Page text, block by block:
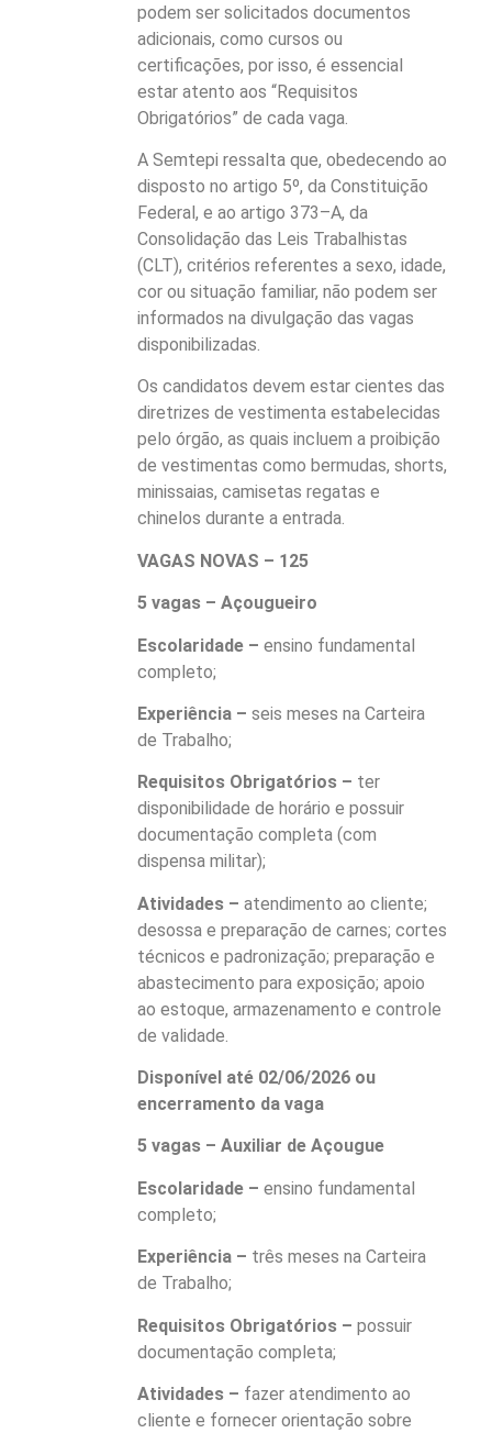
podem ser solicitados documentos
adicionais, como cursos ou
certificações, por isso, é essencial
estar atento aos “Requisitos
Obrigatórios” de cada vaga.
A Semtepi ressalta que, obedecendo ao
disposto no artigo 5º, da Constituição
Federal, e ao artigo 373–A, da
Consolidação das Leis Trabalhistas
(CLT), critérios referentes a sexo, idade,
cor ou situação familiar, não podem ser
informados na divulgação das vagas
disponibilizadas.
Os candidatos devem estar cientes das
diretrizes de vestimenta estabelecidas
pelo órgão, as quais incluem a proibição
de vestimentas como bermudas, shorts,
minissaias, camisetas regatas e
chinelos durante a entrada.
VAGAS NOVAS – 125
5 vagas – Açougueiro
Escolaridade – ensino fundamental
completo;
Experiência – seis meses na Carteira
de Trabalho;
Requisitos Obrigatórios – ter
disponibilidade de horário e possuir
documentação completa (com
dispensa militar);
Atividades – atendimento ao cliente;
desossa e preparação de carnes; cortes
técnicos e padronização; preparação e
abastecimento para exposição; apoio
ao estoque, armazenamento e controle
de validade.
Disponível até 02/06/2026 ou
encerramento da vaga
5 vagas – Auxiliar de Açougue
Escolaridade – ensino fundamental
completo;
Experiência – três meses na Carteira
de Trabalho;
Requisitos Obrigatórios – possuir
documentação completa;
Atividades – fazer atendimento ao
cliente e fornecer orientação sobre